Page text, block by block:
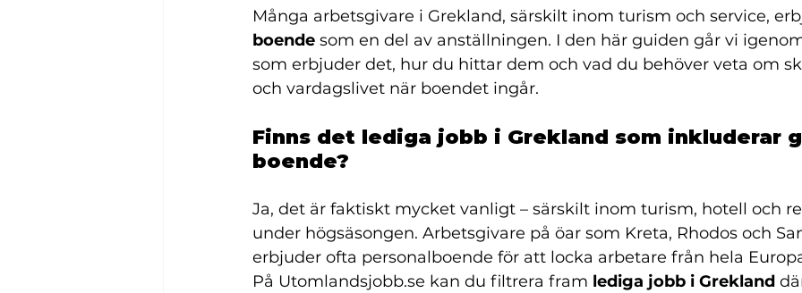
Många arbetsgivare i Grekland, särskilt inom turism och service,
boende som en del av anställningen. I den här guiden går vi
som erbjuder det, hur du hittar dem och vad du behöver veta om
och vardagslivet när boendet ingår.
Finns det lediga jobb i Grekland som inkluderar
boende?
Ja, det är faktiskt mycket vanligt – särskilt inom turism, hotell och
under högsäsongen. Arbetsgivare på öar som Kreta, Rhodos och
erbjuder ofta personalboende för att locka arbetare från hela
På Utomlandsjobb.se kan du filtrera fram lediga jobb i Grekland